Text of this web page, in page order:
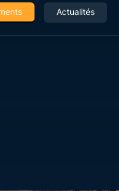
Actualités